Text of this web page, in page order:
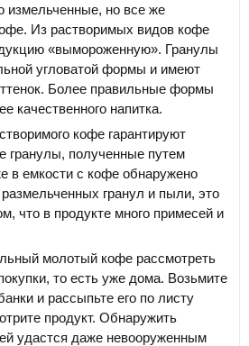
измельченные, но все же
Из растворимых видов кофе
«вымороженную». Гранулы
угловатой формы и имеют
Более правильные формы
качественного напитка.
кофе гарантируют
гранулы, полученные путем
в емкости с кофе обнаружено
гранул и пыли, это
что в продукте много примесей и
молотый кофе рассмотреть
то есть уже дома. Возьмите
и рассыпьте его по листу
продукт. Обнаружить
удастся даже невооруженным